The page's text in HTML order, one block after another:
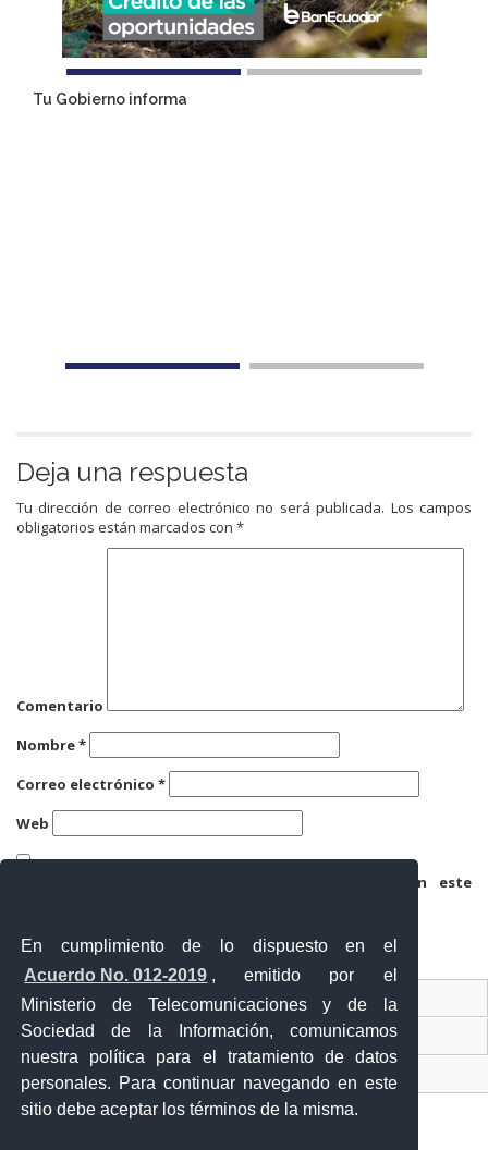
En cumplimiento de lo dispuesto en el
Acuerdo No. 012-2019 , emitido por el
Ministerio de Telecomunicaciones y de la
Sociedad de la Información, comunicamos
nuestra política para el tratamiento de datos
personales. Para continuar navegando en este
sitio debe aceptar los términos de la misma.
Tu Gobierno informa
Deja una respuesta
Tu dirección de correo electrónico no será publicada. Los campos
obligatorios están marcados con *
Comentario
Nombre*
Correo electrónico *
Web
Guarda mi nombre, correo electrónico y web en este
Contacto Ciudadano
Ventanilla Única de Comercio Exterior
Sistema Nacional de Información (SNI)